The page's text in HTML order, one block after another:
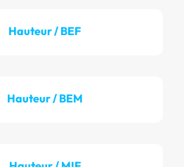
Hauteur / BEF
Hauteur / BEM